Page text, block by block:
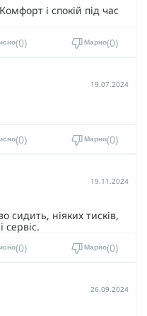
і спокій під час
0 Марно 0
19.07.2024
0 Марно 0
19.11.2024
сидить, ніяких тисків,
сервіс.
0 Марно 0
26.09.2024